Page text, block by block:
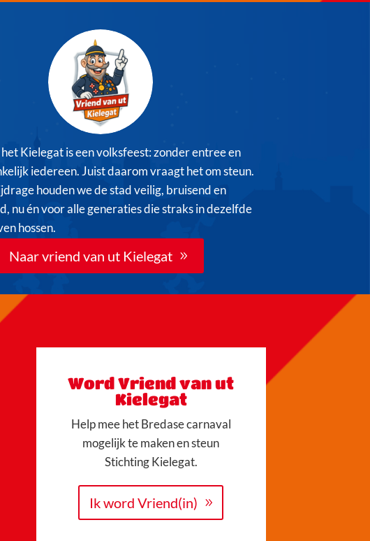
Kielegat is een volksfeest: zonder entree en
iedereen. Juist daarom vraagt het om steun.
houden we de stad veilig, bruisend en
nu én voor alle generaties die straks in dezelfde
hossen.
Naar vriend van ut Kielegat
Word Vriend van ut
Kielegat
Help mee het Bredase carnaval
mogelijk te maken en steun
Stichting Kielegat.
Ik word Vriend(in)